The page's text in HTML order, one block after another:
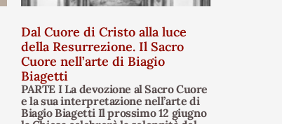
Dal Cuore di Cristo alla luce
della Resurrezione. Il Sacro
Cuore nell’arte di Biagio
Biagetti
PARTE I La devozione al Sacro Cuore
e la sua interpretazione nell’arte di
Biagio Biagetti Il prossimo 12 giugno